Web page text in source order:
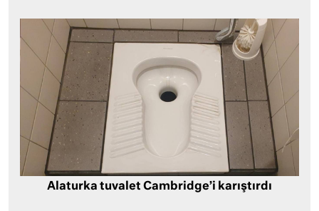
Alaturka tuvalet Cambridge’i karıştırdı